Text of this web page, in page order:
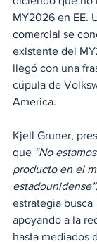
MY2026 en EE.
comercial se
existente del
llegó con una
cúpula de
America.
Kjell Gruner,
que “No
producto en el
estadounidense”
estrategia busca
apoyando a la
hasta mediados